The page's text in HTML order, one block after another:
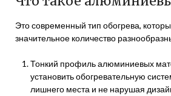
Это современный тип обогрева,
значительное количество
Тонкий профиль алюминиевых
установить обогревательную
лишнего места и не нарушая